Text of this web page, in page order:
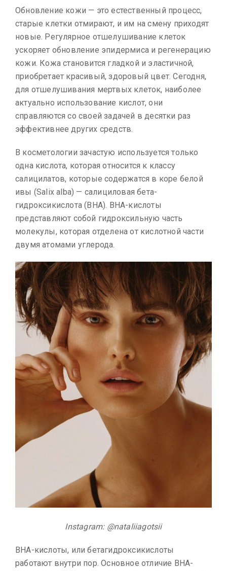
Обновление кожи — это естественный процесс,
старые клетки отмирают, и им на смену приходят
новые. Регулярное отшелушивание клеток
ускоряет обновление эпидермиса и регенерацию
кожи. Кожа становится гладкой и эластичной,
приобретает красивый, здоровый цвет. Сегодня,
для отшелушивания мертвых клеток, наиболее
актуально использование кислот, они
справляются со своей задачей в десятки раз
эффективнее других средств.
В косметологии зачастую используется только
одна кислота, которая относится к классу
салицилатов, которые содержатся в коре белой
ивы (Salix alba) — салициловая бета-
гидроксикислота (BHA). BHA-кислоты
представляют собой гидроксильную часть
молекулы, которая отделена от кислотной части
двумя атомами углерода.
Instagram: @nataliiagotsii
BHA-кислоты, или бетагидроксикислоты
работают внутри пор. Основное отличие BHA-